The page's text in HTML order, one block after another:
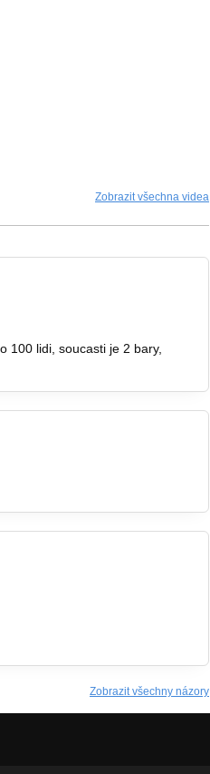
Zobrazit všechna videa
100 lidi, soucasti je 2 bary,
Zobrazit všechny názory